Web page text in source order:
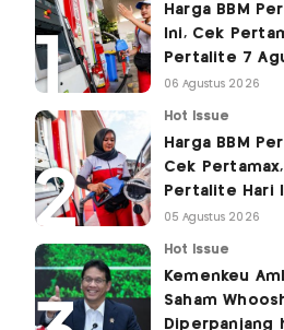
Harga BBM
Ini, Cek
Pertalite 7
06 Agustus 2026
Hot Issue
Harga BBM
Cek
Pertalite Hari
05 Agustus 2026
Hot Issue
Kemenkeu
Saham
Diperpanjang